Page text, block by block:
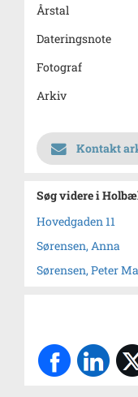
Årstal
Dateringsnote
Fotograf
Arkiv
Kontakt
Søg videre i
Hovedgaden 11
Sørensen, Anna
Sørensen, Peter